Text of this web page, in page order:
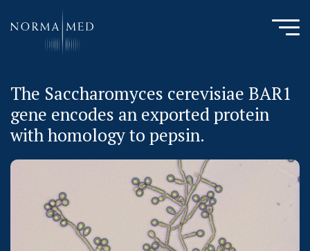
HOME
NEUES ZU SCHLAFSTÖRUNGEN
UNSERE METHODE
UNSERE CHECK UPS
PUBLIKATIONEN
LITERATURDATENBANK MIKROBIOLOGIE
The Saccharomyces cerevisiae BAR1
gene encodes an exported protein
with homology to pepsin.